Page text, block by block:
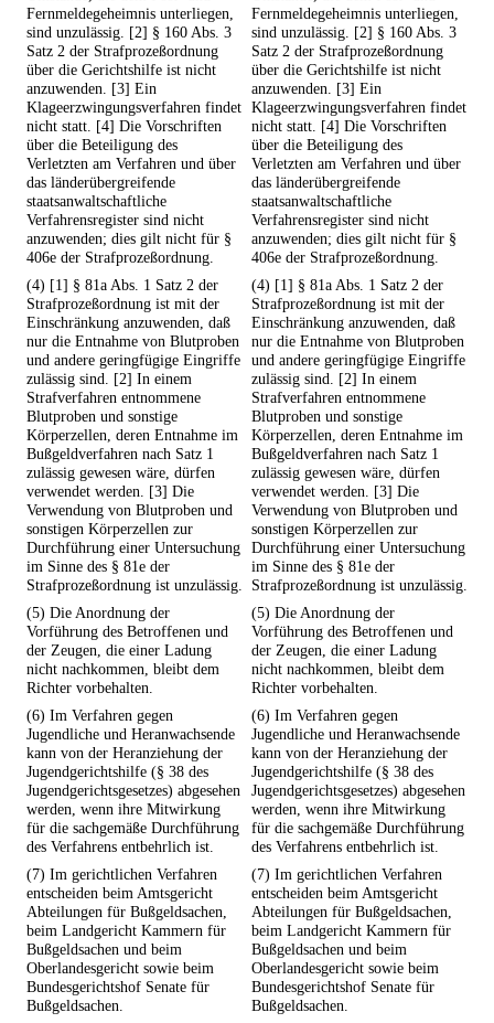
Fernmeldegeheimnis unterliegen,
sind unzulässig. [2] § 160 Abs. 3
Satz 2 der Strafprozeßordnung
über die Gerichtshilfe ist nicht
anzuwenden. [3] Ein
Klageerzwingungsverfahren findet
nicht statt. [4] Die Vorschriften
über die Beteiligung des
Verletzten am Verfahren und über
das länderübergreifende
staatsanwaltschaftliche
Verfahrensregister sind nicht
anzuwenden; dies gilt nicht für §
406e der Strafprozeßordnung.
Fernmeldegeheimnis unterliegen,
sind unzulässig. [2] § 160 Abs. 3
Satz 2 der Strafprozeßordnung
über die Gerichtshilfe ist nicht
anzuwenden. [3] Ein
Klageerzwingungsverfahren findet
nicht statt. [4] Die Vorschriften
über die Beteiligung des
Verletzten am Verfahren und über
das länderübergreifende
staatsanwaltschaftliche
Verfahrensregister sind nicht
anzuwenden; dies gilt nicht für §
406e der Strafprozeßordnung.
(4) [1] § 81a Abs. 1 Satz 2 der
Strafprozeßordnung ist mit der
Einschränkung anzuwenden, daß
nur die Entnahme von Blutproben
und andere geringfügige Eingriffe
zulässig sind. [2] In einem
Strafverfahren entnommene
Blutproben und sonstige
Körperzellen, deren Entnahme im
Bußgeldverfahren nach Satz 1
zulässig gewesen wäre, dürfen
verwendet werden. [3] Die
Verwendung von Blutproben und
sonstigen Körperzellen zur
Durchführung einer Untersuchung
im Sinne des § 81e der
Strafprozeßordnung ist unzulässig.
(4) [1] § 81a Abs. 1 Satz 2 der
Strafprozeßordnung ist mit der
Einschränkung anzuwenden, daß
nur die Entnahme von Blutproben
und andere geringfügige Eingriffe
zulässig sind. [2] In einem
Strafverfahren entnommene
Blutproben und sonstige
Körperzellen, deren Entnahme im
Bußgeldverfahren nach Satz 1
zulässig gewesen wäre, dürfen
verwendet werden. [3] Die
Verwendung von Blutproben und
sonstigen Körperzellen zur
Durchführung einer Untersuchung
im Sinne des § 81e der
Strafprozeßordnung ist unzulässig.
(5) Die Anordnung der
Vorführung des Betroffenen und
der Zeugen, die einer Ladung
nicht nachkommen, bleibt dem
Richter vorbehalten.
(5) Die Anordnung der
Vorführung des Betroffenen und
der Zeugen, die einer Ladung
nicht nachkommen, bleibt dem
Richter vorbehalten.
(6) Im Verfahren gegen
Jugendliche und Heranwachsende
kann von der Heranziehung der
Jugendgerichtshilfe (§ 38 des
Jugendgerichtsgesetzes) abgesehen
werden, wenn ihre Mitwirkung
für die sachgemäße Durchführung
des Verfahrens entbehrlich ist.
(6) Im Verfahren gegen
Jugendliche und Heranwachsende
kann von der Heranziehung der
Jugendgerichtshilfe (§ 38 des
Jugendgerichtsgesetzes) abgesehen
werden, wenn ihre Mitwirkung
für die sachgemäße Durchführung
des Verfahrens entbehrlich ist.
(7) Im gerichtlichen Verfahren
entscheiden beim Amtsgericht
Abteilungen für Bußgeldsachen,
beim Landgericht Kammern für
Bußgeldsachen und beim
Oberlandesgericht sowie beim
Bundesgerichtshof Senate für
Bußgeldsachen.
(7) Im gerichtlichen Verfahren
entscheiden beim Amtsgericht
Abteilungen für Bußgeldsachen,
beim Landgericht Kammern für
Bußgeldsachen und beim
Oberlandesgericht sowie beim
Bundesgerichtshof Senate für
Bußgeldsachen.